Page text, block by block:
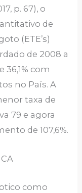
p. 67), o
de
(ETE’s)
de 2008 a
36,1% com
no País. A
taxa de
79 e agora
de 107,6%.
como